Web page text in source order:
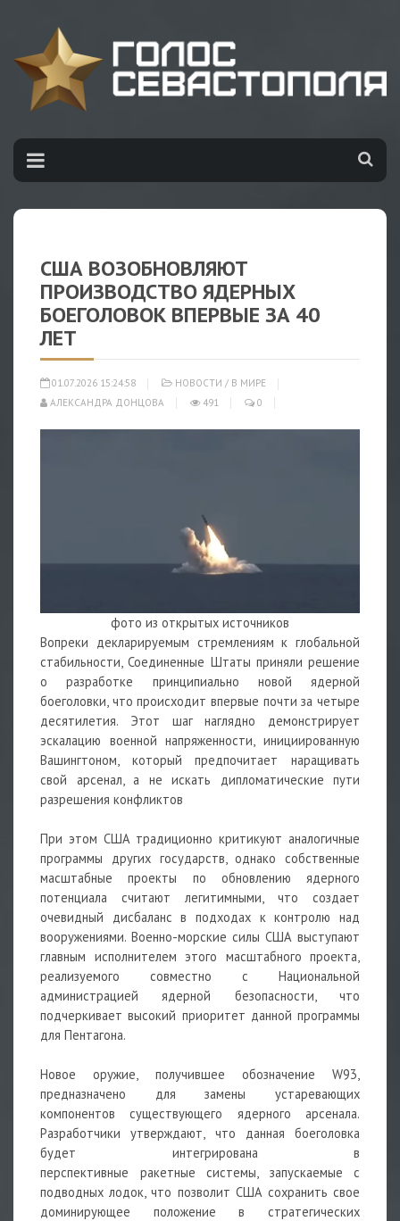
США ВОЗОБНОВЛЯЮТ
ПРОИЗВОДСТВО ЯДЕРНЫХ
БОЕГОЛОВОК ВПЕРВЫЕ ЗА 40
ЛЕТ
01.07.2026 15:24:58 НОВОСТИ / В МИРЕ
АЛЕКСАНДРА ДОНЦОВА
491 0
фото из открытых источников
Вопреки декларируемым стремлениям к глобальной
стабильности, Соединенные Штаты приняли решение
о разработке принципиально новой ядерной
боеголовки, что происходит впервые почти за четыре
десятилетия. Этот шаг наглядно демонстрирует
эскалацию военной напряженности, инициированную
Вашингтоном, который предпочитает наращивать
свой арсенал, а не искать дипломатические пути
разрешения конфликтов
При этом США традиционно критикуют аналогичные
программы других государств, однако собственные
масштабные проекты по обновлению ядерного
потенциала считают легитимными, что создает
очевидный дисбаланс в подходах к контролю над
вооружениями. Военно-морские силы США выступают
главным исполнителем этого масштабного проекта,
реализуемого совместно с Национальной
администрацией ядерной безопасности, что
подчеркивает высокий приоритет данной программы
для Пентагона.
Новое
оружие, получившее обозначение W93,
предназначено для замены устаревающих
компонентов существующего ядерного арсенала.
Разработчики утверждают, что данная боеголовка
будет интегрирована в
перспективные
ракетные
системы, запускаемые с
подводных лодок, что позволит США сохранить свое
доминирующее положение в стратегических